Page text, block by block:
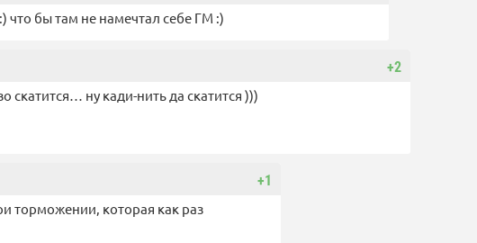
что бы там не намечтал себе ГМ :)
+2
скатится… ну кади-нить да скатится )))
+1
торможении, которая как раз